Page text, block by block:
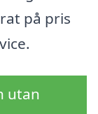
på pris
utan